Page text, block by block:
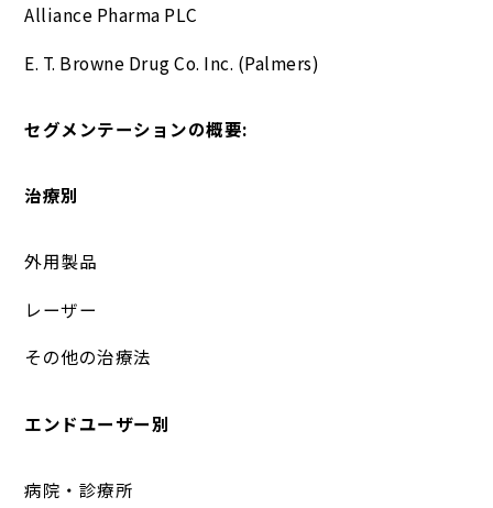
Alliance Pharma PLC
E. T. Browne Drug Co. Inc. (Palmers)
セグメンテーションの概要:
治療別
外用製品
レーザー
その他の治療法
エンドユーザー別
病院・診療所